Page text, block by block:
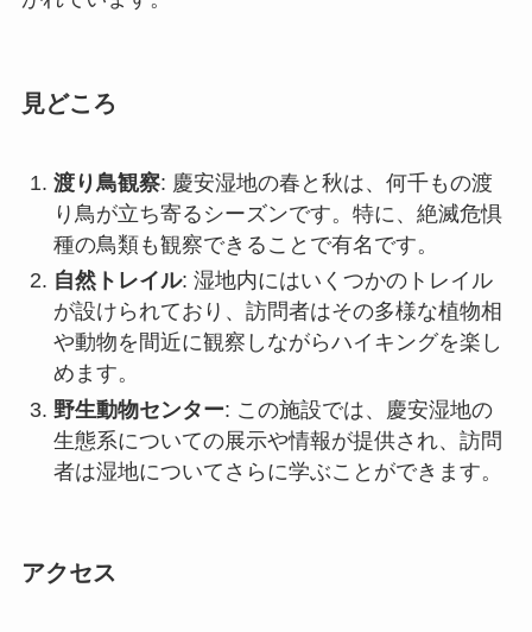
り鳥が立ち寄るシーズンです。特に、絶滅危惧
が設けられており、訪問者はその多様な植物相
めます。
野生動物センター: この施設では、慶安湿地の
生態系についての展示や情報が提供され、訪問
者は湿地についてさらに学ぶことができます。
アクセス
慶安湿地へ行くには、綏化市の中心から車で約30
数便運行されています。訪問者は、地元のツアー